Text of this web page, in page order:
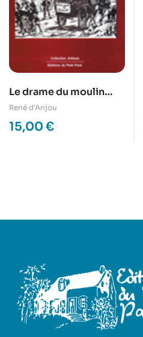
Le drame du moulin
d’Yvray
René d'Anjou
15,00 €